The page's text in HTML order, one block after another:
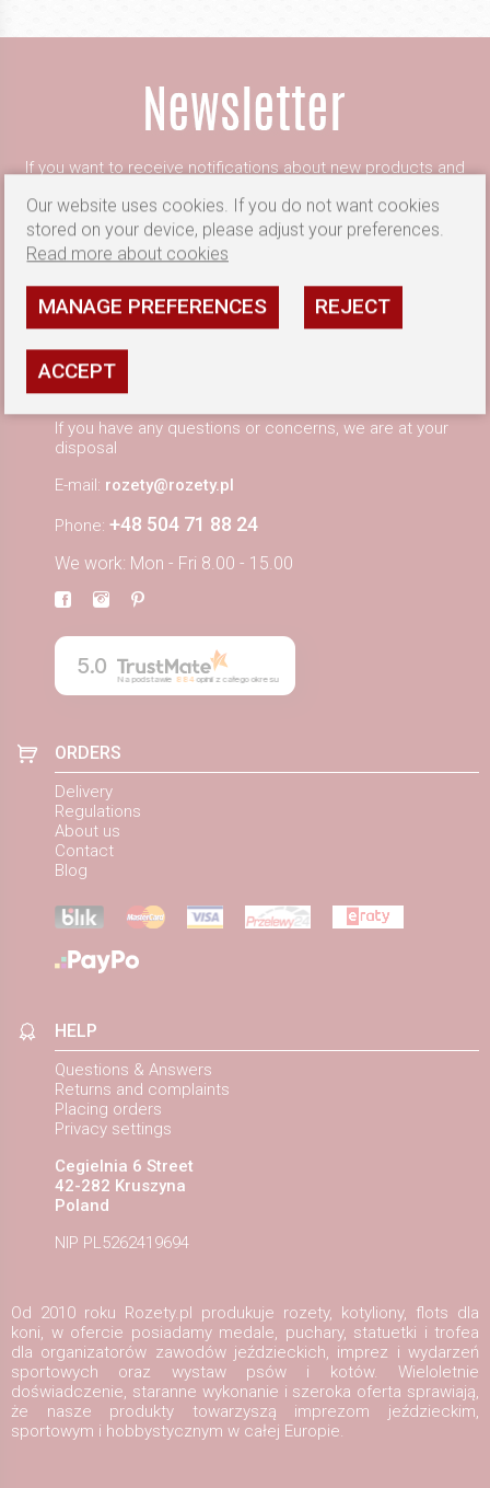
If you want to receive notifications about new products and
I consent to the processing of my e-mail address by
rozety.pl
more
Enter your email address SAVE AS
INFORMATION
If you have any questions or concerns, we are at your
disposal
E-mail: rozety@rozety.pl
Phone: +48 504 71 88 24
We work: Mon - Fri 8.00 - 15.00
5.0
Na podstawie 884opinii z całego okresu
ORDERS
Delivery
Regulations
About us
Contact
Blog
HELP
Questions & Answers
Returns and complaints
Placing orders
Privacy settings
Cegielnia 6 Street
42-282 Kruszyna
Poland
NIP PL5262419694
Od 2010 roku Rozety.pl produkuje rozety, kotyliony, flots dla
koni, w ofercie posiadamy medale, puchary, statuetki i trofea
dla organizatorów zawodów jeździeckich, imprez i wydarzeń
sportowych oraz wystaw psów i kotów. Wieloletnie
doświadczenie, staranne wykonanie i szeroka oferta sprawiają,
że nasze produkty towarzyszą imprezom jeździeckim,
sportowym i hobbystycznym w całej Europie.
Our website uses cookies. If you do not want cookies
stored on your device, please adjust your preferences.
Read more about cookies
MANAGE PREFERENCES REJECT
ACCEPT